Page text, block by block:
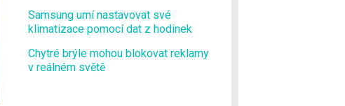
Samsung umí nastavovat své
klimatizace pomocí dat z hodinek
Chytré brýle mohou blokovat reklamy
v reálném světě